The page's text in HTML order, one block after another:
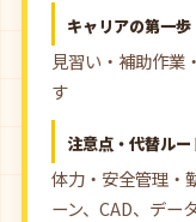
キャリアの第一歩
見習い・補助作業
す
注意点・代替ルー
体力・安全管理・
ーン、CAD、デー